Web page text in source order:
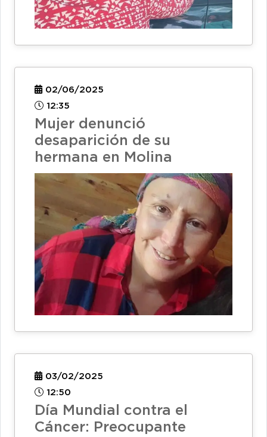
02/06/2025
12:35
Mujer denunció
desaparición de su
hermana en Molina
03/02/2025
12:50
Día Mundial contra el
Cáncer: Preocupante